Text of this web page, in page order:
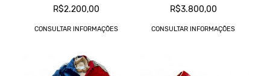
R$2.200,00
CONSULTAR INFORMAÇÕES
R$3.800,00
CONSULTAR INFORMAÇÕES